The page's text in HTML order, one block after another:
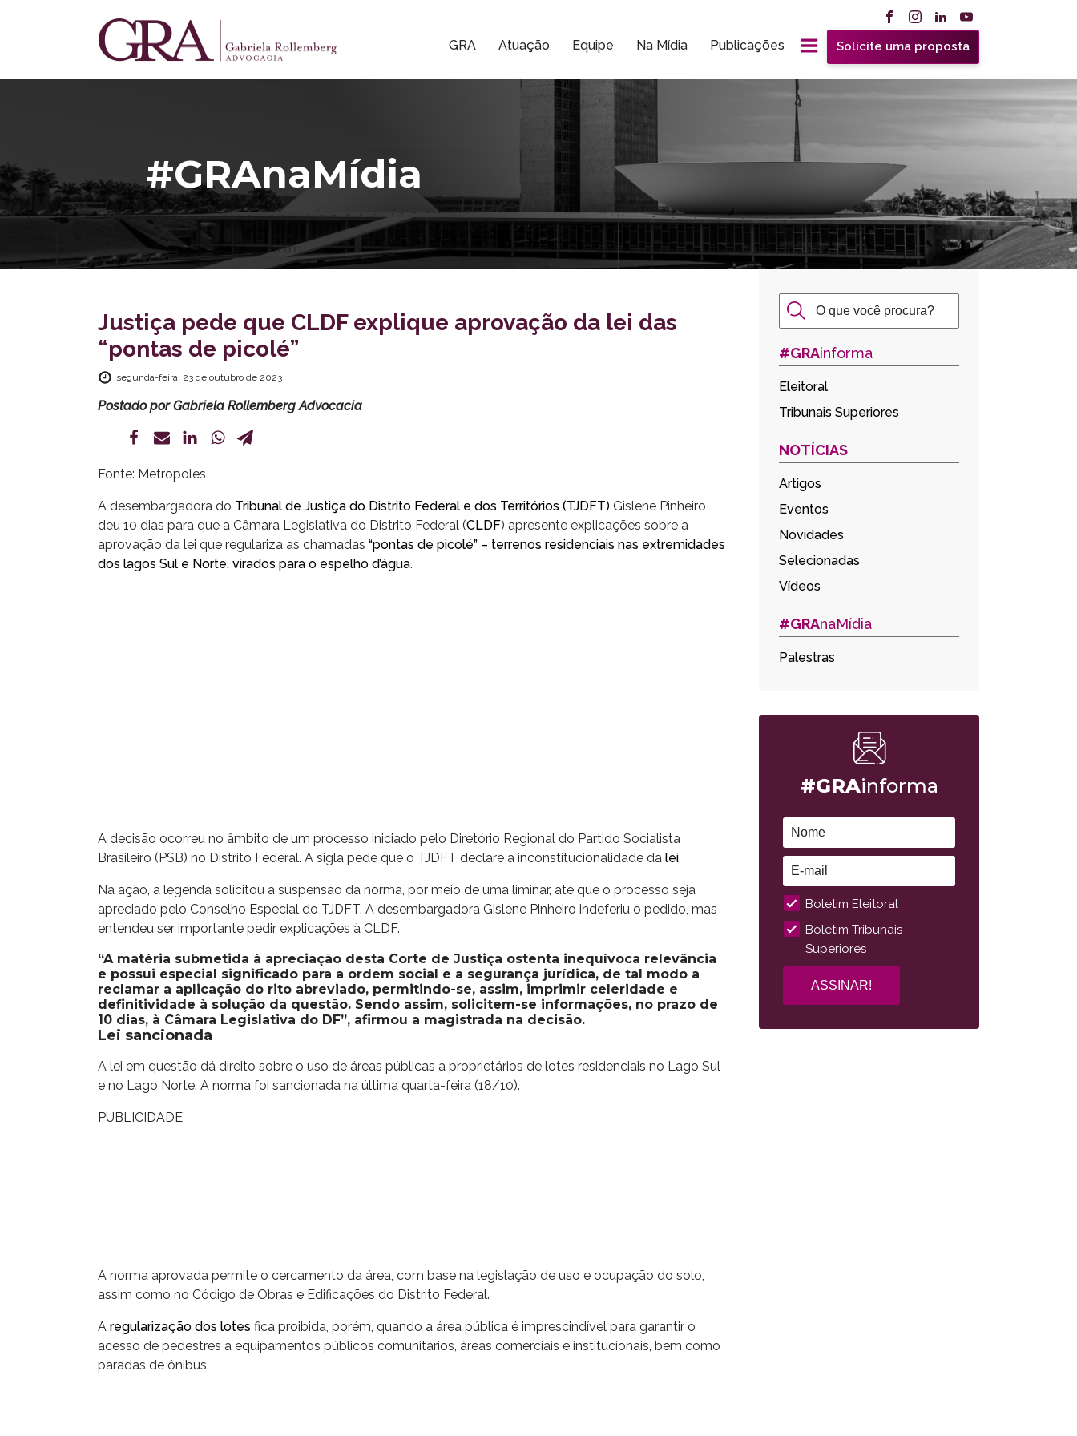
GRA Atuação Equipe Na Mídia Publicações Solicite uma proposta
#GRAnaMídia
Justiça pede que CLDF explique aprovação da lei das
“pontas de picolé”
segunda-feira, 23 de outubro de 2023
Postado porGabriela Rollemberg Advocacia
Fonte: Metropoles
A desembargadora do Tribunal de Justiça do Distrito Federal e dos Territórios (TJDFT) Gislene Pinheiro
deu 10 dias para que a Câmara Legislativa do Distrito Federal (CLDF) apresente explicações sobre a
aprovação da lei que regulariza as chamadas “pontas de picolé” – terrenos residenciais nas extremidades
dos lagos Sul e Norte, virados para o espelho d’água.
A decisão ocorreu no âmbito de um processo iniciado pelo Diretório Regional do Partido Socialista
Brasileiro (PSB) no Distrito Federal. A sigla pede que o TJDFT declare a inconstitucionalidade da lei.
Na ação, a legenda solicitou a suspensão da norma, por meio de uma liminar, até que o processo seja
apreciado pelo Conselho Especial do TJDFT. A desembargadora Gislene Pinheiro indeferiu o pedido, mas
entendeu ser importante pedir explicações à CLDF.
“A matéria submetida à apreciação desta Corte de Justiça ostenta inequívoca relevância
e possui especial significado para a ordem social e a segurança jurídica, de tal modo a
reclamar a aplicação do rito abreviado, permitindo-se, assim, imprimir celeridade e
definitividade à solução da questão. Sendo assim, solicitem-se informações, no prazo de
10 dias, à Câmara Legislativa do DF”, afirmou a magistrada na decisão.
Lei sancionada
A lei em questão dá direito sobre o uso de áreas públicas a proprietários de lotes residenciais no Lago Sul
e no Lago Norte. A norma foi sancionada na última quarta-feira (18/10).
PUBLICIDADE
A norma aprovada permite o cercamento da área, com base na legislação de uso e ocupação do solo,
assim como no Código de Obras e Edificações do Distrito Federal.
A regularização dos lotes fica proibida, porém, quando a área pública é imprescindível para garantir o
acesso de pedestres a equipamentos públicos comunitários, áreas comerciais e institucionais, bem como
paradas de ônibus.
#GRAinforma
Eleitoral
Tribunais Superiores
NOTÍCIAS
Artigos
Eventos
Novidades
Selecionadas
Vídeos
#GRAnaMídia
Palestras
#GRAinforma
Boletim Eleitoral
Boletim Tribunais
Superiores